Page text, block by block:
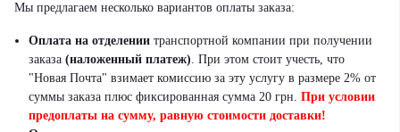
Мы предлагаем несколько вариантов оплаты заказа:
Оплата на отделении транспортной компании при получении
заказа (наложенный платеж). При этом стоит учесть, что
"Новая Почта" взимает комиссию за эту услугу в размере 2% от
суммы заказа плюс фиксированная сумма 20 грн. При условии
предоплаты на сумму, равную стоимости доставки!